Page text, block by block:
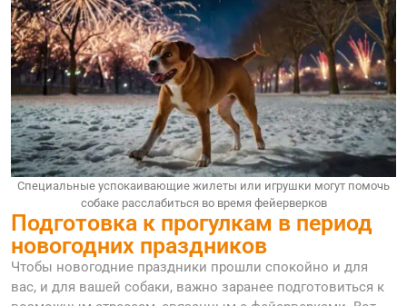
Специальные успокаивающие жилеты или игрушки могут помочь
собаке расслабиться во время фейерверков
Подготовка к прогулкам в период
новогодних праздников
Чтобы новогодние праздники прошли спокойно и для
вас, и для вашей собаки, важно заранее подготовиться к